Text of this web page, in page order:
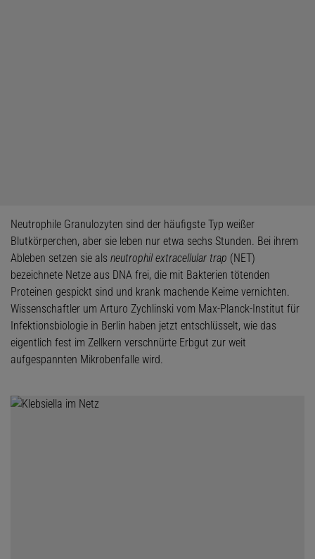
Neutrophile Granulozyten sind der häufigste Typ weißer
Blutkörperchen, aber sie leben nur etwa sechs Stunden. Bei ihrem
Ableben setzen sie als neutrophil extracellular trap (NET)
bezeichnete Netze aus DNA frei, die mit Bakterien tötenden
Proteinen gespickt sind und krank machende Keime vernichten.
Wissenschaftler um Arturo Zychlinski vom Max-Planck-Institut für
Infektionsbiologie in Berlin haben jetzt entschlüsselt, wie das
eigentlich fest im Zellkern verschnürte Erbgut zur weit
aufgespannten Mikrobenfalle wird.